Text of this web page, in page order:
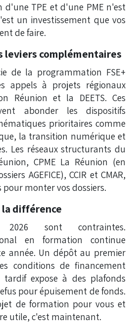
TPE et d'une PME n'est
un investissement que vos
de faire.
leviers complémentaires
de la programmation FSE+
appels à projets régionaux
Réunion et la DEETS. Ces
abonder les dispositifs
prioritaires comme
la transition numérique et
Les réseaux structurants du
CPME La Réunion (en
AGEFICE), CCIR et CMAR,
monter vos dossiers.
différence
2026 sont contraintes.
en formation continue
année. Un dépôt au premier
conditions de financement
tardif expose à des plafonds
pour épuisement de fonds.
de formation pour vous et
utile, c'est maintenant.